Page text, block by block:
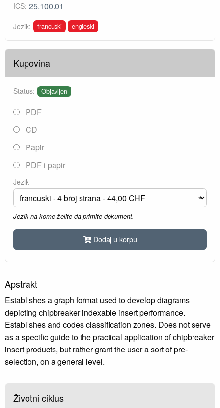
ICS: 25.100.01
Jezik: francuski engleski
Kupovina
Status: Objavljen
PDF
CD
Papir
PDF i papir
Jezik
Jezik na kome želite da primite dokument.
Dodaj u korpu
Apstrakt
Establishes a graph format used to develop diagrams
depicting chipbreaker indexable insert performance.
Establishes and codes classification zones. Does not serve
as a specific guide to the practical application of chipbreaker
insert products, but rather grant the user a sort of pre-
selection, on a general level.
Životni ciklus